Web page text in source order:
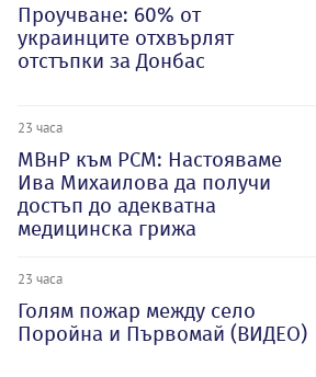
Проучване: 60% от
украинците отхвърлят
отстъпки за Донбас
23 часа
МВнР към РСМ: Настояваме
Ива Михаилова да получи
достъп до адекватна
медицинска грижа
23 часа
Голям пожар между село
Поройна и Първомай (ВИДЕО)